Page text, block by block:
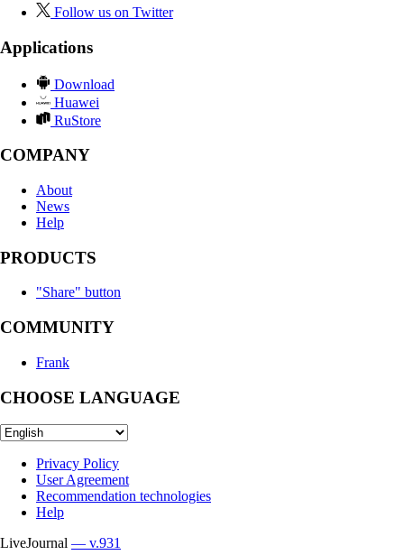
Follow us on Twitter
Applications
Download
Huawei
RuStore
COMPANY
About
News
Help
PRODUCTS
"Share" button
COMMUNITY
Frank
CHOOSE LANGUAGE
Privacy Policy
User Agreement
Recommendation technologies
Help
LiveJournal — v.931